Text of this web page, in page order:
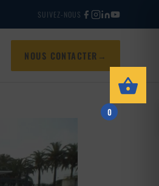
SUIVEZ-NOUS
NOUS CONTACTER
0